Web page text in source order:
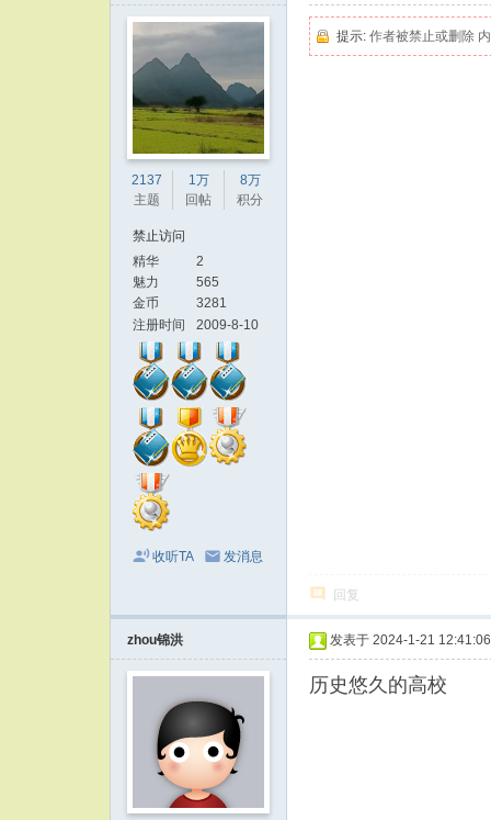
2137
主题
1万
回帖
8万
积分
禁止访问
精华
2
魅力
565
金币
3281
注册时间
2009-8-10
收听TA 发消息
提示: 作者被禁止或删除
回复
zhou锦洪 发表于 2024-1-21 12:41:06
历史悠久的高校